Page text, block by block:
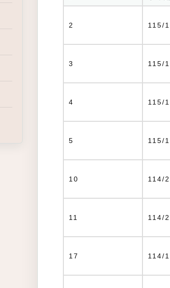
2 115/1
3 115/1
4 115/1
5 115/1
10 114/2
11 114/2
17 114/1